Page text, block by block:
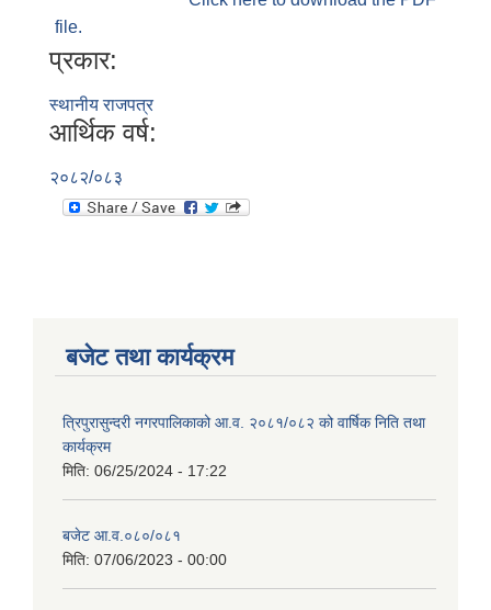
file.
प्रकार:
स्थानीय राजपत्र
आर्थिक वर्ष:
२०८२/०८३
बजेट तथा कार्यक्रम
त्रिपुरासुन्दरी नगरपालिकाको आ.व. २०८१/०८२ को वार्षिक निति तथा
कार्यक्रम
मिति: 06/25/2024 - 17:22
बजेट आ.व.०८०/०८१
मिति: 07/06/2023 - 00:00